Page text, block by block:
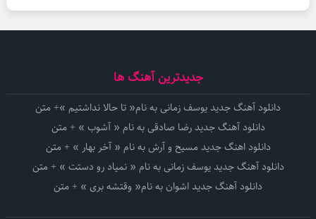
جدیدترین آهنگ ها
دانلود آهنگ جدید یوسف زمانی به نام« تا حالا نداشتیم »+ متن
دانلود آهنگ جدید رضا صادقی به نام « آشوب » + متن
دانلود اهنگ جدید مسیح و آرش به نام « آخر بهار » + متن
دانلود آهنگ جدید یوسف زمانی به نام « نمیاد رو دستت » + متن
دانلود آهنگ جدید اشوان به نام« وقتشه بری » + متن